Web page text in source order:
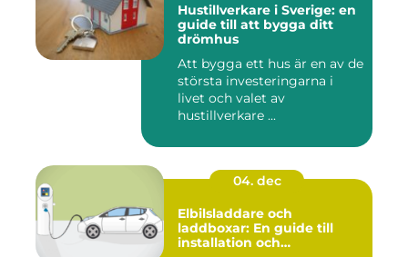
Hustillverkare i Sverige: en
guide till att bygga ditt
drömhus
Att bygga ett hus är en av de
största investeringarna i
livet och valet av
hustillverkare ...
04. dec
Elbilsladdare och
laddboxar: En guide till
installation och